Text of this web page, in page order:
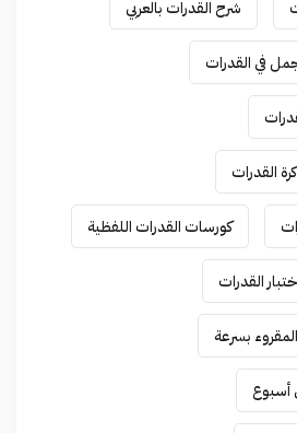
شرح القدرات بالعربي
في القدرات
القدرات
كورسات القدرات اللفظية
بسرعة
أسبوع